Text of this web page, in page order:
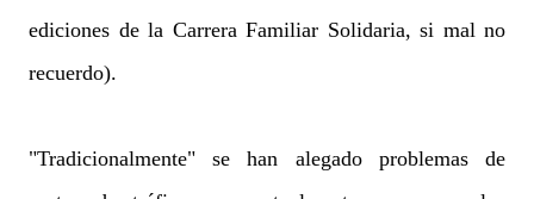
ediciones de la Carrera Familiar Solidaria, si mal no
recuerdo).
"Tradicionalmente" se han alegado problemas de